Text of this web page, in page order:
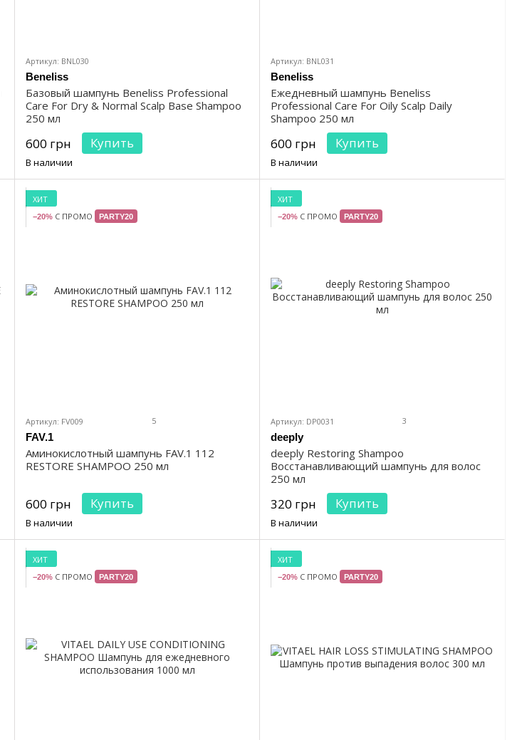
Артикул: BNL030
Beneliss
Базовый шампунь Beneliss Professional
Care For Dry & Normal Scalp Base Shampoo
250 мл
600 грн Купить
В наличии
Артикул: BNL031
Beneliss
Ежедневный шампунь Beneliss
Professional Care For Oily Scalp Daily
Shampoo 250 мл
600 грн Купить
В наличии
ХИТ
−20% С ПРОМО PARTY20
Артикул: FV009 5
FAV.1
Аминокислотный шампунь FAV.1 112
RESTORE SHAMPOO 250 мл
600 грн Купить
В наличии
ХИТ
−20% С ПРОМО PARTY20
Артикул: DP0031 3
deeply
deeply Restoring Shampoo
Восстанавливающий шампунь для волос
250 мл
320 грн Купить
В наличии
ХИТ
−20% С ПРОМО PARTY20
ХИТ
−20% С ПРОМО PARTY20